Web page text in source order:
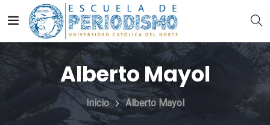
Alberto Mayol
Inicio Alberto Mayol